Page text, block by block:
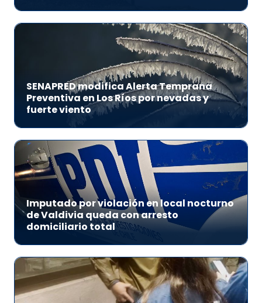
SENAPRED modifica Alerta Temprana
Preventiva en Los Ríos por nevadas y
fuerte viento
Imputado por violación en local nocturno
de Valdivia queda con arresto
domiciliario total